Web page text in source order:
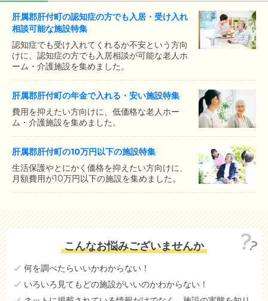
肝属郡肝付町の認知症の方でも入居・受け入れ
相談可能な施設特集
認知症でも受け入れてくれるか不安という方向
けに、認知症の方でも入居相談が可能な老人ホ
ーム・介護施設を集めました。
肝属郡肝付町の年金で入れる・安い施設特集
費用を抑えたい方向けに、低価格な老人ホー
ム・介護施設を集めました。
肝属郡肝付町の10万円以下の施設特集
生活保護やとにかく価格を抑えたい方向けに、
月額費用が10万円以下の施設を集めました。
こんなお悩みございませんか
何を調べたらいいかわからない！
いろいろ見てもどの施設がいいのかわからない！